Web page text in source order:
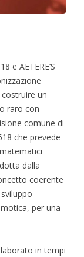
e AETERE’S
un
raro con
comune di
che prevede
dalla
coerente
per una
in tempi